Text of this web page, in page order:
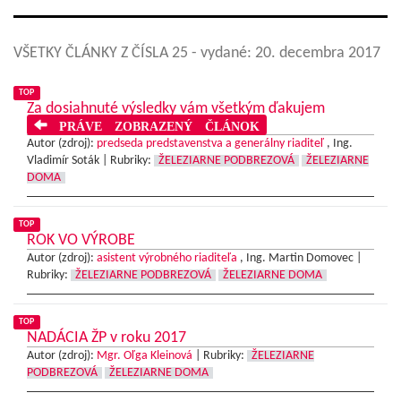
VŠETKY ČLÁNKY Z ČÍSLA 25 - vydané: 20. decembra 2017
TOP
Za dosiahnuté výsledky vám všetkým ďakujem
PRÁVE ZOBRAZENÝ ČLÁNOK
Autor (zdroj): predseda predstavenstva a generálny riaditeľ
, Ing.
Vladimír Soták |
Rubriky: ŽELEZIARNE PODBREZOVÁ
ŽELEZIARNE
DOMA
TOP
ROK VO VÝROBE
Autor (zdroj): asistent výrobného riaditeľa , Ing. Martin Domovec |
Rubriky:
ŽELEZIARNE PODBREZOVÁ ŽELEZIARNE DOMA
TOP
NADÁCIA ŽP v roku 2017
Autor (zdroj): Mgr. Oľga Kleinová Rubriky:
ŽELEZIARNE
PODBREZOVÁ
ŽELEZIARNE DOMA